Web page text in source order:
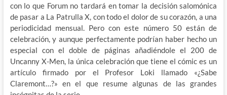
con lo que Forum no tardará en tomar la decisión salomónica
de pasar a La Patrulla X, con todo el dolor de su corazón, a una
periodicidad mensual. Pero con este número 50 están de
celebración, y aunque perfectamente podrían haber hecho un
especial con el doble de páginas añadiéndole el 200 de
Uncanny X-Men, la única celebración que tiene el cómic es un
artículo firmado por el Profesor Loki llamado «¿Sabe
Claremont…?» en el que resume algunas de las grandes